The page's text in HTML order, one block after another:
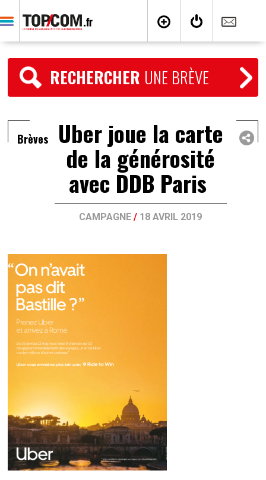
RECHERCHER UNE BRÈVE
Brèves Uber joue la carte
de la générosité
avec DDB Paris
CAMPAGNE / 18 AVRIL 2019